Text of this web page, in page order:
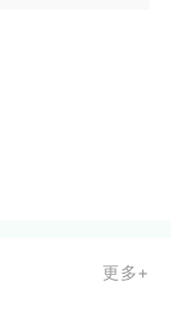
更多+